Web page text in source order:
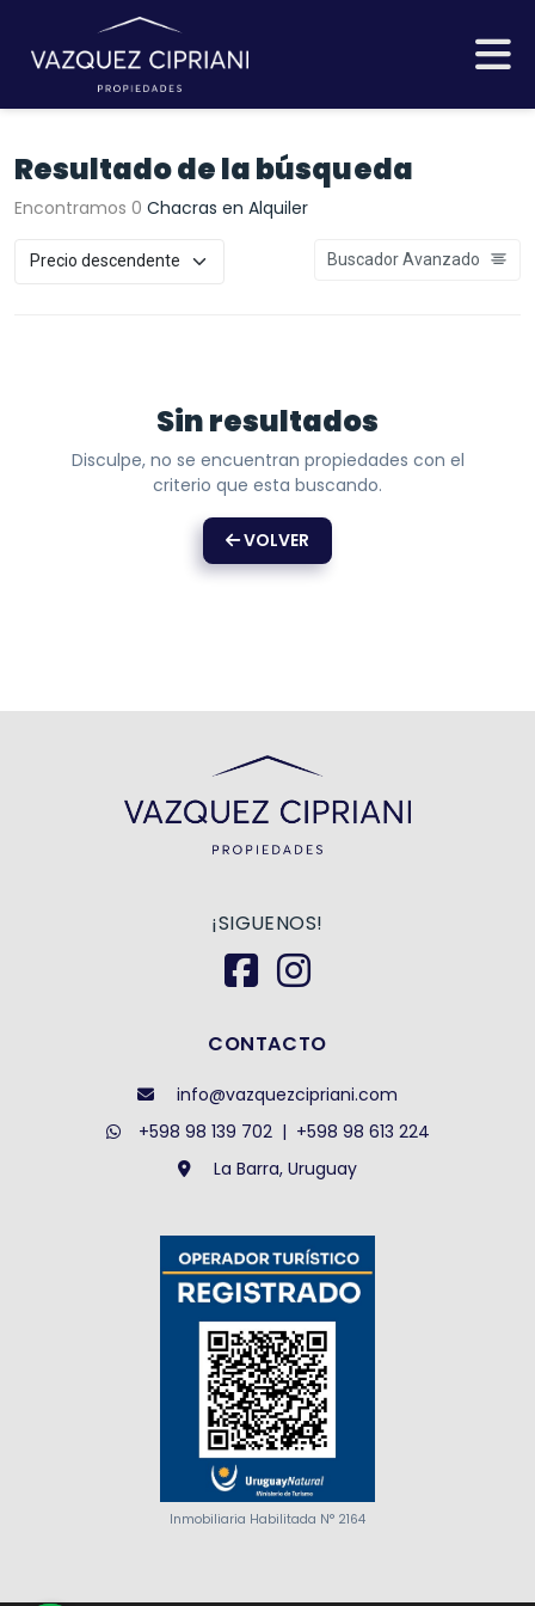
Resultado de la búsqueda
Encontramos 0 Chacras en Alquiler
Buscador Avanzado
Sin resultados
Disculpe, no se encuentran propiedades con el
criterio que esta buscando.
VOLVER
¡SIGUENOS!
CONTACTO
info@vazquezcipriani.com
+598 98 139 702| +598 98 613 224
La Barra, Uruguay
Inmobiliaria Habilitada N° 2164